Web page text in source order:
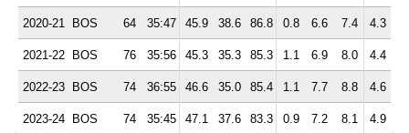
2020-21 BOS 64 35:47 45.9 38.6 86.8 0.8 6.6 7.4 4.3
2021-22 BOS 76 35:56 45.3 35.3 85.3 1.1 6.9 8.0 4.4
2022-23 BOS 74 36:55 46.6 35.0 85.4 1.1 7.7 8.8 4.6
2023-24 BOS 74 35:45 47.1 37.6 83.3 0.9 7.2 8.1 4.9